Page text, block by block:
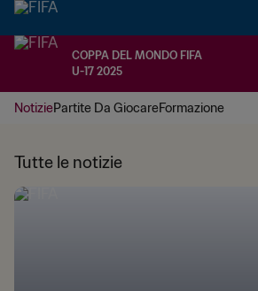
COPPA DEL MONDO FIFA
U-17 2025
NotiziePartite Da GiocareFormazione
Tutte le notizie